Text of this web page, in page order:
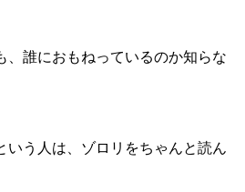
誰におもねっているのか知らな
う人は、ゾロリをちゃんと読ん